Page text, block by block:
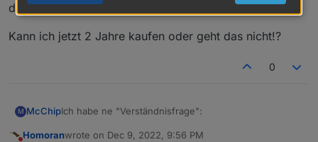
dagegen tun."
Kann ich jetzt 2 Jahre kaufen oder geht das nicht!?
0
M McChipIch habe ne "Verständnisfrage":
"Aufgrund von Limitierungen, welche uns von Paypal
Homoranwrote on Dec 9, 2022, 9:56 PM